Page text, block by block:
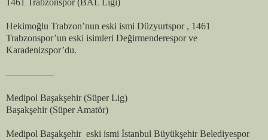
1461 Trabzonspor (BAL Ligi)
Hekimoğlu Trabzon’nun eski ismi Düzyurtspor , 1461
Trabzonspor’un eski isimleri Değirmenderespor ve
Karadenizspor’du.
—————
Medipol Başakşehir (Süper Lig)
Başakşehir (Süper Amatör)
Medipol Başakşehir eski ismi İstanbul Büyükşehir Belediyespor